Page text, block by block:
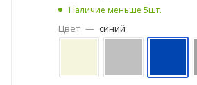
Наличие меньше 5шт.
Цвет — синий